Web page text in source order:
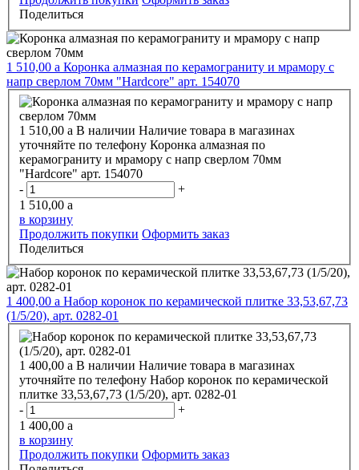
Поделиться
1 510,00 a Коронка алмазная по керамограниту и мрамору с
напр сверлом 70мм "Hardcore" арт. 154070
1 510,00 a В наличии Наличие товара в магазинах
уточняйте по телефону Коронка алмазная по
керамограниту и мрамору с напр сверлом 70мм
"Hardcore" арт. 154070
-
+
1 510,00 a
в корзину
Продолжить покупки Оформить заказ
Поделиться
1 400,00 a Набор коронок по керамической плитке 33,53,67,73
(1/5/20), арт. 0282-01
1 400,00 a В наличии Наличие товара в магазинах
уточняйте по телефону Набор коронок по керамической
плитке 33,53,67,73 (1/5/20), арт. 0282-01
-
+
1 400,00 a
в корзину
Продолжить покупки Оформить заказ